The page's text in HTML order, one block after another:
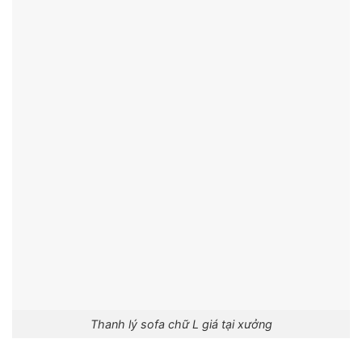
Thanh lý sofa chữ L giá tại xưởng